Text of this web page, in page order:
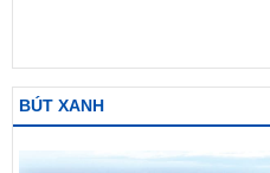
BÚT XANH